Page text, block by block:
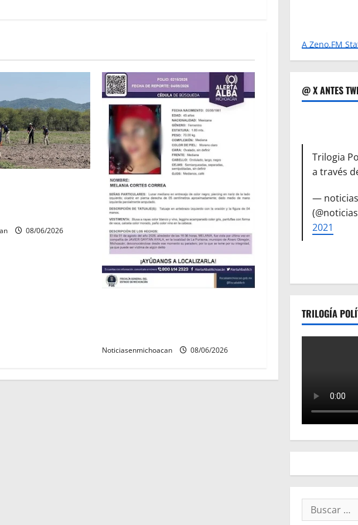
08/06/2026
Noticiasenmichoacan 08/06/2026
A Zeno.FM
@ X ANTES
Trilogia
a través
—
2021
TRILOGÍA
Buscar: